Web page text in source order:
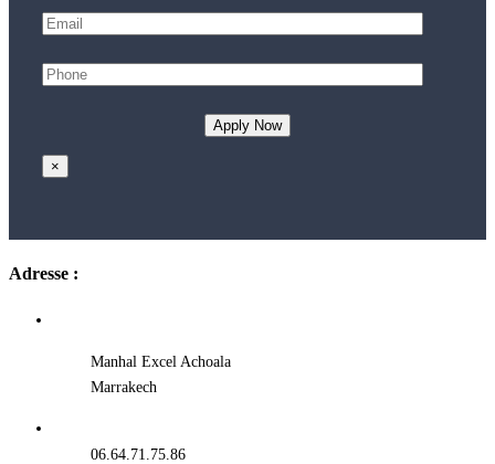
×
Adresse :
Manhal Excel Achoala
Marrakech
06.64.71.75.86